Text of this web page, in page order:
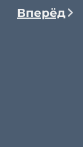
Вперёд